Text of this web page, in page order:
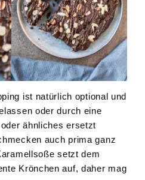
ist natürlich optional und
oder durch eine
ähnliches ersetzt
auch prima ganz
setzt dem
Krönchen auf, daher mag